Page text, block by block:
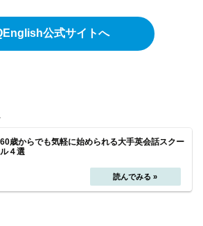
公式サイトへ
60歳からでも気軽に始められる大手英会話スクー
ル４選